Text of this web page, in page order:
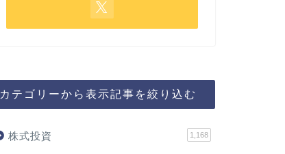
カテゴリーから表示記事を絞り込む
株式投資 1,168